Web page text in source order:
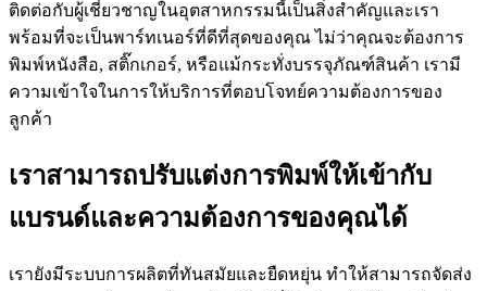
ติดต่อกับผู้เชี่ยวชาญในอุตสาหกรรมนี้เป็นสิ่งสำคัญและเรา
พร้อมที่จะเป็นพาร์ทเนอร์ที่ดีที่สุดของคุณ ไม่ว่าคุณจะต้องการ
พิมพ์หนังสือ, สติ๊กเกอร์, หรือแม้กระทั่งบรรจุภัณฑ์สินค้า เรามี
ความเข้าใจในการให้บริการที่ตอบโจทย์ความต้องการของ
ลูกค้า
เราสามารถปรับแต่งการพิมพ์ให้เข้ากับ
แบรนด์และความต้องการของคุณได้
เรายังมีระบบการผลิตที่ทันสมัยและยืดหยุ่น ทำให้สามารถจัดส่ง